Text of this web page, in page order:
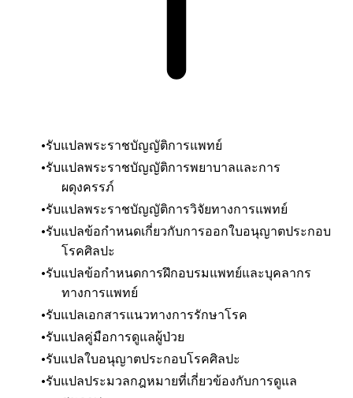
รับแปลพระราชบัญญัติการแพทย์
รับแปลพระราชบัญญัติการพยาบาลและการ
ผดุงครรภ์
รับแปลพระราชบัญญัติการวิจัยทางการแพทย์
รับแปลข้อกำหนดเกี่ยวกับการออกใบอนุญาตประกอบ
โรคศิลปะ
รับแปลข้อกำหนดการฝึกอบรมแพทย์และบุคลากร
ทางการแพทย์
รับแปลเอกสารแนวทางการรักษาโรค
รับแปลคู่มือการดูแลผู้ป่วย
รับแปลใบอนุญาตประกอบโรคศิลปะ
รับแปลประมวลกฎหมายที่เกี่ยวข้องกับการดูแล